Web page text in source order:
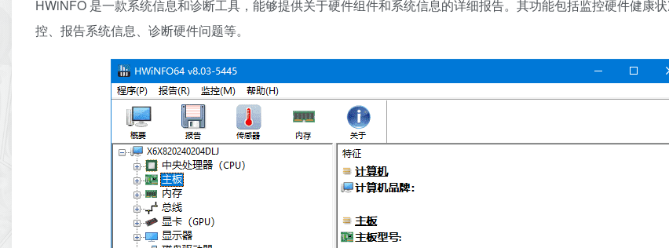
HWiNFO 是一款系统信息和诊断工具，能够提供关于硬件组件和系统信息的详细报告。其功能包括监控硬件健康
控、报告系统信息、诊断硬件问题等。